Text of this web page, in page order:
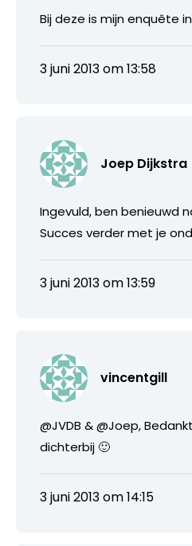
Bij deze is mijn enquête
3 juni 2013 om 13:58
Joep Dijkstra
Ingevuld, ben benieuwd
Succes verder met je
3 juni 2013 om 13:59
vincentgill
@JVDB & @Joep,
dichterbij 🙂
3 juni 2013 om 14:15